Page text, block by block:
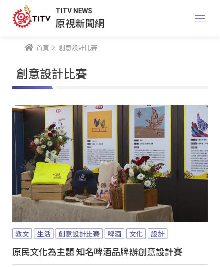
TITV NEWS
原視新聞網
首頁 創意設計比賽
創意設計比賽
教文 生活 創意設計比賽 啤酒 文化 設計
原民文化為主題 知名啤酒品牌辦創意設計賽